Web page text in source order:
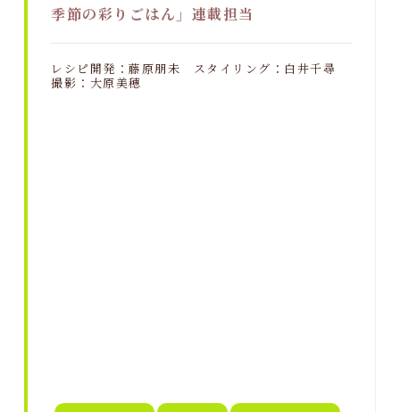
季節の彩りごはん」連載担当
レシピ開発：藤原朋未 スタイリング：白井千尋
撮影：大原美穂